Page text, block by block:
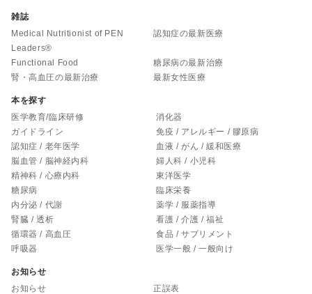
雑誌
Medical Nutritionist of PEN
Leaders®
認知症の最新医療
Functional Food
糖尿病の最新治療
腎・高血圧の最新治療
最新女性医療
本を探す
医学教育/臨床研修
ガイドライン
認知症 / 老年医学
脳血管 / 脳神経内科
精神科 / 心療内科
糖尿病
内分泌 / 代謝
腎臓 / 透析
循環器 / 高血圧
呼吸器
消化器
免疫 / アレルギー / 膠原病
血液 / がん / 緩和医療
婦人科 / 小児科
東洋医学
臨床栄養
薬学 / 服薬指導
看護 / 介護 / 福祉
食品 / サプリメント
医学一般 / 一般向け
お知らせ
お知らせ
正誤表